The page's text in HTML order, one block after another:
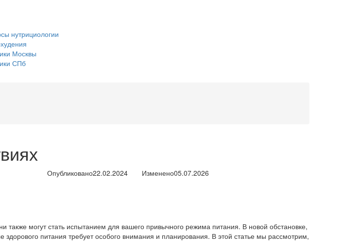
нутрициологии
Москвы
СПб
Опубликовано22.02.2024 Изменено05.07.2026
могут стать испытанием для вашего привычного режима питания. В новой обстановке,
питания требует особого внимания и планирования. В этой статье мы рассмотрим,